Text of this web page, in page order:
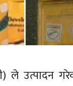
ले उत्पादन